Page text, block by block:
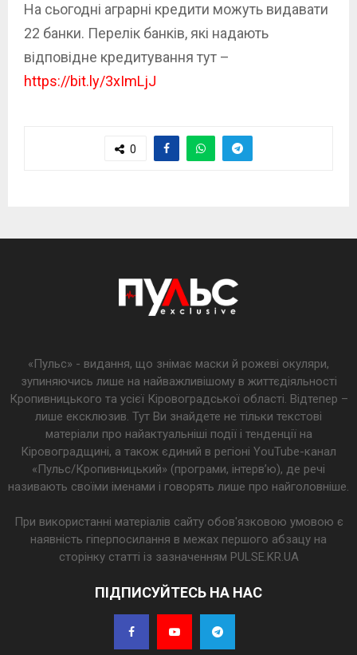
На сьогодні аграрні кредити можуть видавати
22 банки. Перелік банків, які надають
відповідне кредитування тут –
https://bit.ly/3xImLjJ
0
«Пульс» - видання, що знімає маски й рожеві окуляри,
зупиняючись лише на найважливішому в життєдіяльності
Кропивницького та усієї Кіровоградської області. Відтепер –
лише ексклюзив. Тут Ви знайдете не тільки текстові
матеріали про найактуальніші події і тенденції на
Кіровоградщині, а також єдиний в регіоні YouTube-канал
«Пульс/Кропивницький» (програми, інтерв’ю), де речі
називають своїми іменами і говорять лише про найголовніше.
При використанні матеріалів сайту обов'язковою умовою є
наявність гіперпосилання в межах першого абзацу на
сторінку статті із зазначенням PULSE.KR.UA
ПІДПИСУЙТЕСЬ НА НАС